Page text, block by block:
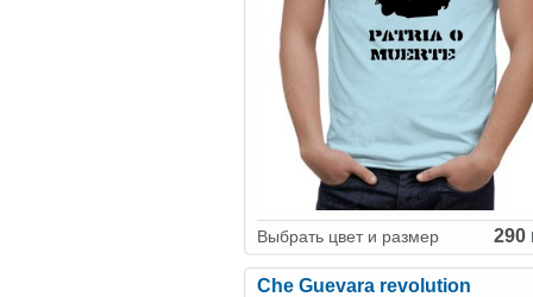
Выбрать цвет и размер 290
Che Guevara revolution